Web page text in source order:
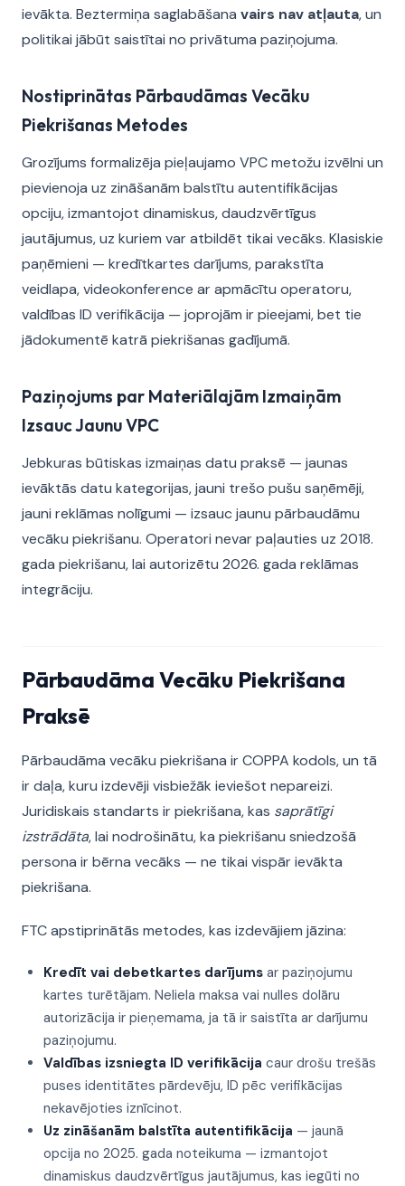
ievākta. Beztermiņa saglabāšana vairs nav atļauta, un
politikai jābūt saistītai no privātuma paziņojuma.
Nostiprinātas Pārbaudāmas Vecāku
Piekrišanas Metodes
Grozījums formalizēja pieļaujamo VPC metožu izvēlni un
pievienoja uz zināšanām balstītu autentifikācijas
opciju, izmantojot dinamiskus, daudzvērtīgus
jautājumus, uz kuriem var atbildēt tikai vecāks. Klasiskie
paņēmieni — kredītkartes darījums, parakstīta
veidlapa, videokonference ar apmācītu operatoru,
valdības ID verifikācija — joprojām ir pieejami, bet tie
jādokumentē katrā piekrišanas gadījumā.
Paziņojums par Materiālajām Izmaiņām
Izsauc Jaunu VPC
Jebkuras būtiskas izmaiņas datu praksē — jaunas
ievāktās datu kategorijas, jauni trešo pušu saņēmēji,
jauni reklāmas nolīgumi — izsauc jaunu pārbaudāmu
vecāku piekrišanu. Operatori nevar paļauties uz 2018.
gada piekrišanu, lai autorizētu 2026. gada reklāmas
integrāciju.
Pārbaudāma Vecāku Piekrišana
Praksē
Pārbaudāma vecāku piekrišana ir COPPA kodols, un tā
ir daļa, kuru izdevēji visbiežāk ieviešot nepareizi.
Juridiskais standarts ir piekrišana, kas saprātīgi
izstrādāta, lai nodrošinātu, ka piekrišanu sniedzošā
persona ir bērna vecāks — ne tikai vispār ievākta
piekrišana.
FTC apstiprinātās metodes, kas izdevājiem jāzina:
Kredīt vai debetkartes darījums ar paziņojumu
kartes turētājam. Neliela maksa vai nulles dolāru
autorizācija ir pieņemama, ja tā ir saistīta ar darījumu
paziņojumu.
Valdības izsniegta ID verifikācija caur drošu trešās
puses identitātes pārdevēju, ID pēc verifikācijas
nekavējoties iznīcinot.
Uz zināšanām balstīta autentifikācija — jaunā
opcija no 2025. gada noteikuma — izmantojot
dinamiskus daudzvērtīgus jautājumus, kas iegūti no